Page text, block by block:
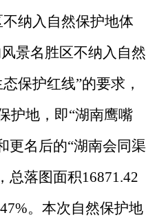
纳入自然保护地体
景名胜区不纳入自然
保护红线”的要求，
护地，即“湖南鹰嘴
更名后的“湖南会同渠
总落图面积16871.42
。本次自然保护地